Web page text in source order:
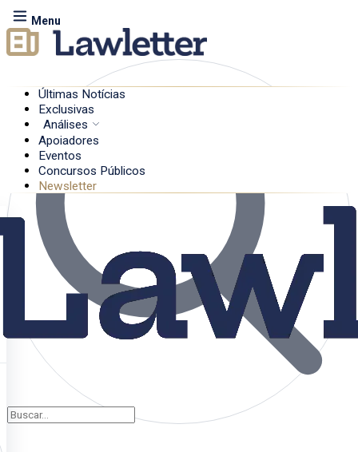
Menu
Últimas Notícias
Exclusivas
Análises
Apoiadores
Eventos
Concursos Públicos
Newsletter